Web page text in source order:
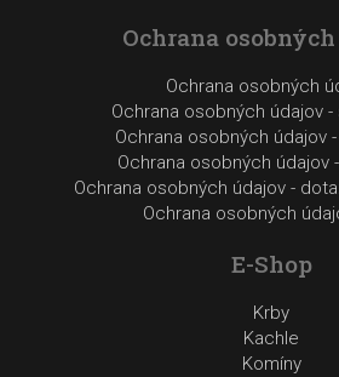
Ochrana
Ochrana osobných
Ochrana osobných údajov
Ochrana osobných údajov
Ochrana osobných údajov
Ochrana osobných údajov -
Ochrana osobných
E-Shop
Krby
Kachle
Komíny